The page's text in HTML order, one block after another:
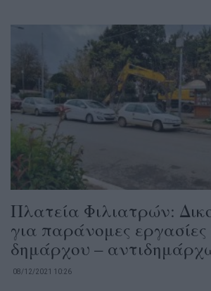
Πλατεία Φιλιατρών:
για παράνομες
δημάρχου –
08/12/2021 10:26